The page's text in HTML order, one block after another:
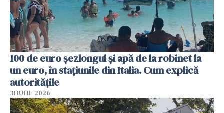
100 de euro șezlongul și apă de la robinet la
un euro, în stațiunile din Italia. Cum explică
autoritățile
31 IULIE 2026